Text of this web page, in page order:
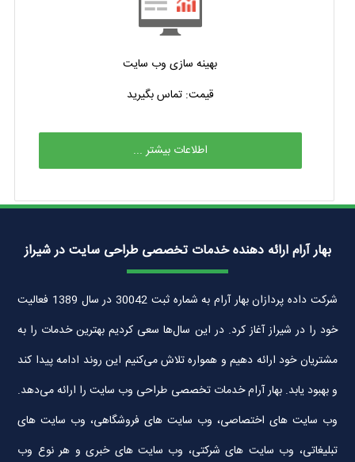
بهینه سازی وب سایت
قیمت: تماس بگیرید
اطلاعات بیشتر ...
بهار آرام ارائه دهنده خدمات تخصصی طراحی سایت در شیراز
شرکت داده پردازان بهار آرام به شماره ثبت 30042 در سال 1389 فعالیت
خود را در شیراز آغاز کرد. در این سال‌ها سعی کردیم بهترین خدمات را به
مشتریان خود ارائه دهیم و همواره تلاش می‌کنیم این روند ادامه پیدا کند
و بهبود یابد. بهار آرام خدمات تخصصی طراحی وب سایت را ارائه می‌دهد.
وب سایت های اختصاصی، وب سایت های فروشگاهی، وب سایت های
تبلیغاتی، وب سایت های شرکتی، وب سایت های خبری و هر نوع وب